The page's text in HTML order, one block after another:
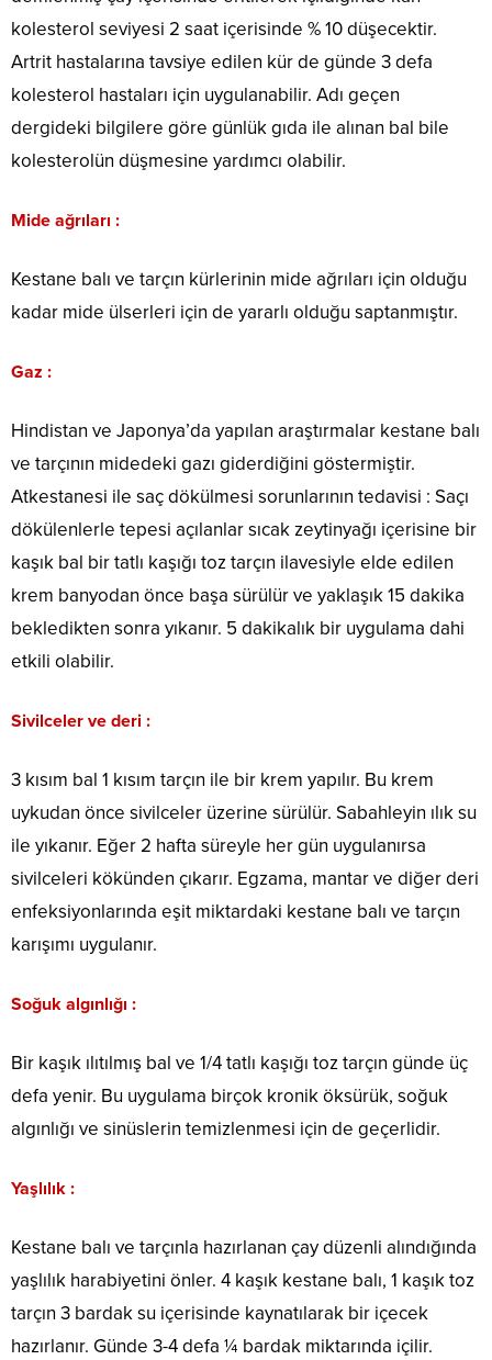
kolesterol seviyesi 2 saat içerisinde % 10 düşecektir.
Artrit hastalarına tavsiye edilen kür de günde 3 defa
kolesterol hastaları için uygulanabilir. Adı geçen
dergideki bilgilere göre günlük gıda ile alınan bal bile
kolesterolün düşmesine yardımcı olabilir.
Mide ağrıları :
Kestane balı ve tarçın kürlerinin mide ağrıları için olduğu
kadar mide ülserleri için de yararlı olduğu saptanmıştır.
Gaz :
Hindistan ve Japonya’da yapılan araştırmalar kestane balı
ve tarçının midedeki gazı giderdiğini göstermiştir.
Atkestanesi ile saç dökülmesi sorunlarının tedavisi : Saçı
dökülenlerle tepesi açılanlar sıcak zeytinyağı içerisine bir
kaşık bal bir tatlı kaşığı toz tarçın ilavesiyle elde edilen
krem banyodan önce başa sürülür ve yaklaşık 15 dakika
bekledikten sonra yıkanır. 5 dakikalık bir uygulama dahi
etkili olabilir.
Sivilceler ve deri :
3 kısım bal 1 kısım tarçın ile bir krem yapılır. Bu krem
uykudan önce sivilceler üzerine sürülür. Sabahleyin ılık su
ile yıkanır. Eğer 2 hafta süreyle her gün uygulanırsa
sivilceleri kökünden çıkarır. Egzama, mantar ve diğer deri
enfeksiyonlarında eşit miktardaki kestane balı ve tarçın
karışımı uygulanır.
Soğuk algınlığı :
Bir kaşık ılıtılmış bal ve 1/4 tatlı kaşığı toz tarçın günde üç
defa yenir. Bu uygulama birçok kronik öksürük, soğuk
algınlığı ve sinüslerin temizlenmesi için de geçerlidir.
Yaşlılık :
Kestane balı ve tarçınla hazırlanan çay düzenli alındığında
yaşlılık harabiyetini önler. 4 kaşık kestane balı, 1 kaşık toz
tarçın 3 bardak su içerisinde kaynatılarak bir içecek
hazırlanır. Günde 3-4 defa ¼ bardak miktarında içilir.